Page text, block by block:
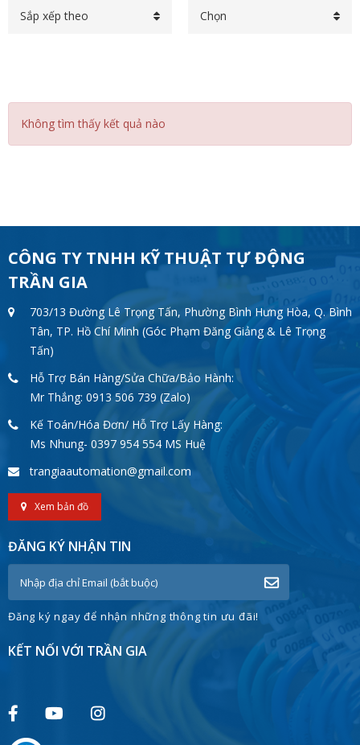
Sắp xếp theo Chọn
Không tìm thấy kết quả nào
CÔNG TY TNHH KỸ THUẬT TỰ ĐỘNG
TRẦN GIA
703/13 Đường Lê Trọng Tấn, Phường Bình Hưng Hòa, Q. Bình
Tân, TP. Hồ Chí Minh (Góc Phạm Đăng Giảng & Lê Trọng
Tấn)
Hỗ Trợ Bán Hàng/Sửa Chữa/Bảo Hành:
Mr Thắng: 0913 506 739 (Zalo)
Kế Toán/Hóa Đơn/ Hỗ Trợ Lấy Hàng:
Ms Nhung- 0397 954 554 MS Huệ
trangiaautomation@gmail.com
Xem bản đồ
ĐĂNG KÝ NHẬN TIN
Đăng ký ngay để nhận những thông tin ưu đãi!
KẾT NỐI VỚI TRẦN GIA